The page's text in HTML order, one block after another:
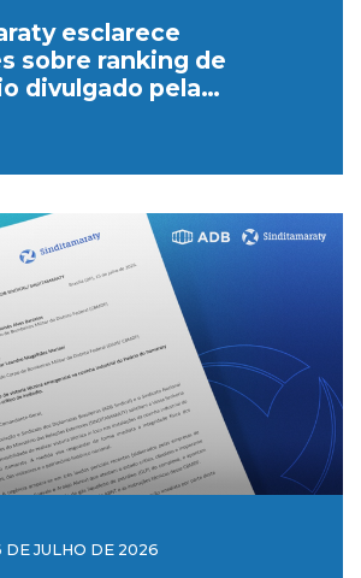
esclarece
sobre ranking de
divulgado pela
DE JULHO DE 2026